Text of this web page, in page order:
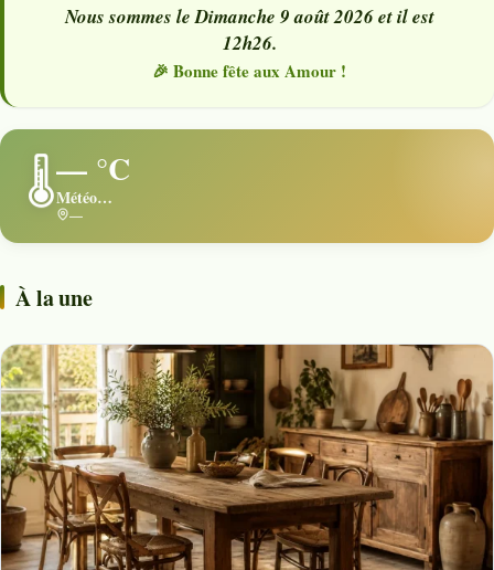
Nous sommes le Dimanche 9 août 2026 et il est
12h26.
🎉 Bonne fête aux Amour !
🌡️— °C
Météo…
—
À la une